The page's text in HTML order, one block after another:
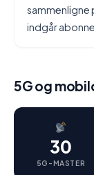
sammenligne
indgår
5G og
30
5G-MASTER